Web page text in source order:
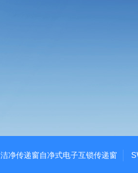
洁净传递窗自净式电子互锁传递窗